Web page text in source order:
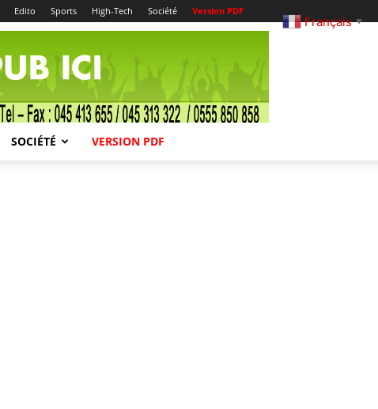
Edito Sports High-Tech Société Version PDF
SOCIÉTÉ VERSION PDF
Français ▼